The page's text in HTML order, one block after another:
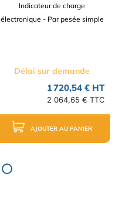
Indicateur de charge
électronique - Par pesée simple
Délai sur demande
1 720,54 € HT
2 064,65 € TTC
AJOUTER AU PANIER